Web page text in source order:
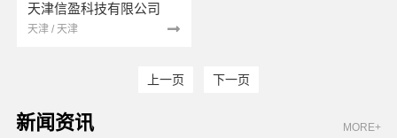
天津信盈科技有限公司
天津 / 天津
上一页 下一页
新闻资讯 MORE+